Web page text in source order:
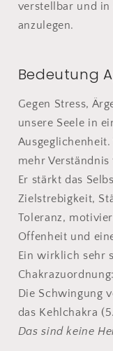
verstellbar und in
anzulegen.
Bedeutung
Gegen Stress,
unsere Seele in
mehr
Er stärkt das
Zielstrebigkeit,
Toleranz,
Offenheit und
Ein wirklich sehr
Chakrazuordnung:
Die Schwingung
das Kehlchakra
Das sind keine